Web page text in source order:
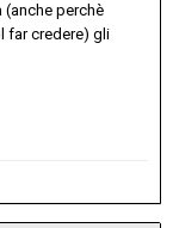
(anche perchè
far credere) gli